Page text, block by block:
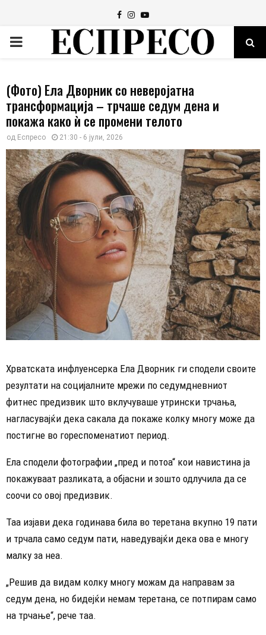
Facebook
Instagram
Youtube
PRIMARY
(Фото) Ела Дворник со неверојатна
трансформација – трчаше седум дена и
покажа како ѝ се промени телото
од Еспресо 21:30 - 6 јули, 2026
Хрватската инфлуенсерка Ела Дворник ги сподели своите
резултати на социјалните мрежи по седумдневниот
фитнес предизвик што вклучуваше утрински трчања,
нагласувајќи дека сакала да покаже колку многу може да
постигне во гореспоменатиот период.
Ела сподели фотографии „пред и потоа“ кои навистина ја
покажуваат разликата, а објасни и зошто одлучила да се
соочи со овој предизвик.
Таа изјави дека годинава била во теретана вкупно 19 пати
и трчала само седум пати, наведувајќи дека ова е многу
малку за неа.
„Решив да видам колку многу можам да направам за
седум дена, но бидејќи немам теретана, се потпирам само
на трчање“, рече таа.